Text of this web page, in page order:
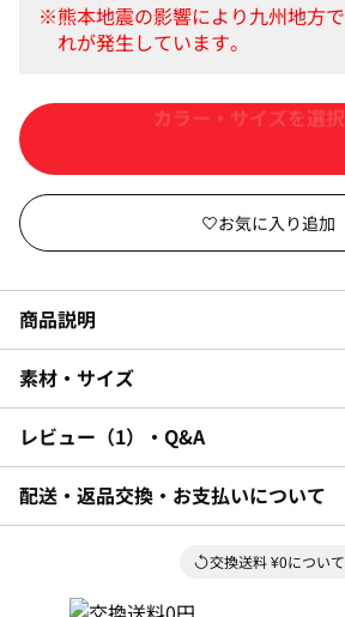
商品説明
素材・サイズ
レビュー 1 ・Q&A
配送・返品交換・お支払いについて
交換送料 ¥0について